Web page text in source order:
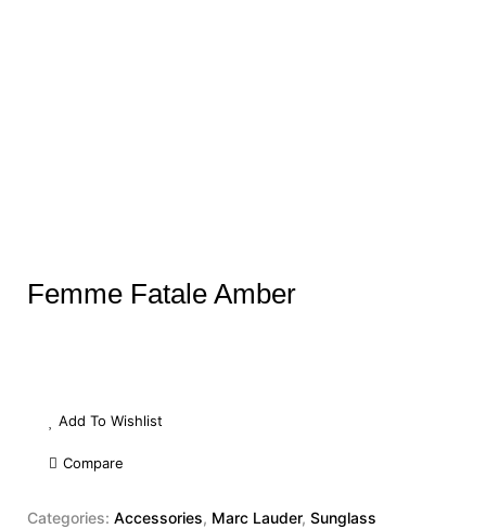
Femme Fatale Amber
Add To Wishlist
Compare
Categories: Accessories, Marc Lauder, Sunglass